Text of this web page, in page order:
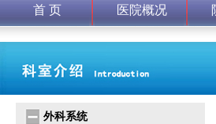
首 页 医院概况
外科系统